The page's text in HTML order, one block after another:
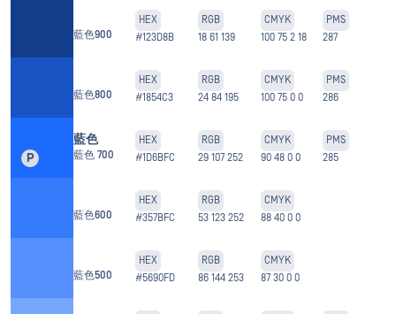
藍色900
HEX
#123D8B
RGB
18 61 139
CMYK
100 75 2 18
PMS
287
藍色800
HEX
#1854C3
RGB
24 84 195
CMYK
100 75 0 0
PMS
286
P
藍色
藍色 700
HEX
#1D6BFC
RGB
29 107 252
CMYK
90 48 0 0
PMS
285
藍色600
HEX
#357BFC
RGB
53 123 252
CMYK
88 40 0 0
藍色500
HEX
#5690FD
RGB
86 144 253
CMYK
87 30 0 0